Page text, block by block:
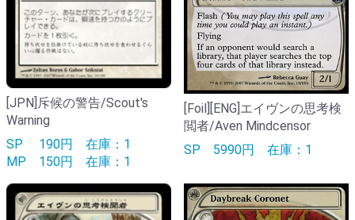
[JPN]斥候の警告/Scout's
Warning
SP
190円 在庫：1
MP 150円 在庫：1
[Foil][ENG]エイヴンの思考検
閲者/Aven Mindcensor
SP 5990円 在庫：1